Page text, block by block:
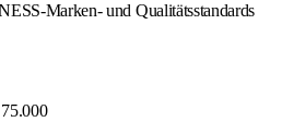
Marken- und Qualitätsstandards